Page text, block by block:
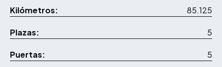
Kilómetros: 85.125
Plazas: 5
Puertas: 5